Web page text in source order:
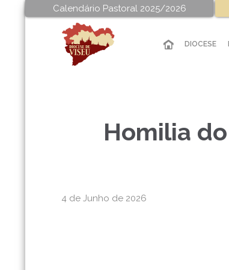
Calendário Pastoral 2025/2026
DIOCESE
Homilia
4 de Junho de 2026